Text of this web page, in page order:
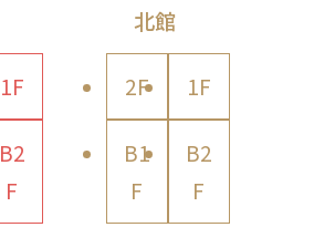
1F
B2
F
北館
2F 1F
B1
F
B2
F